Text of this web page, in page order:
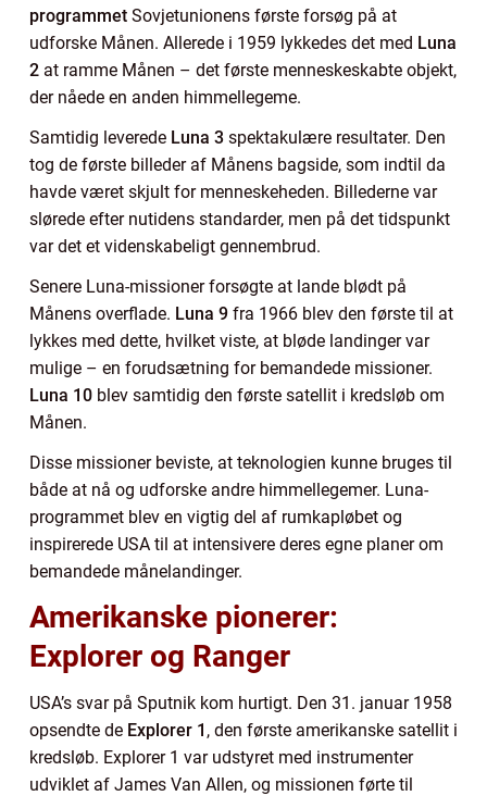
programmet Sovjetunionens første forsøg på at
udforske Månen. Allerede i 1959 lykkedes det med Luna
2 at ramme Månen – det første menneskeskabte objekt,
der nåede en anden himmellegeme.
Samtidig leverede Luna 3 spektakulære resultater. Den
tog de første billeder af Månens bagside, som indtil da
havde været skjult for menneskeheden. Billederne var
slørede efter nutidens standarder, men på det tidspunkt
var det et videnskabeligt gennembrud.
Senere Luna-missioner forsøgte at lande blødt på
Månens overflade. Luna 9 fra 1966 blev den første til at
lykkes med dette, hvilket viste, at bløde landinger var
mulige – en forudsætning for bemandede missioner.
Luna 10 blev samtidig den første satellit i kredsløb om
Månen.
Disse missioner beviste, at teknologien kunne bruges til
både at nå og udforske andre himmellegemer. Luna-
programmet blev en vigtig del af rumkapløbet og
inspirerede USA til at intensivere deres egne planer om
bemandede månelandinger.
Amerikanske pionerer:
Explorer og Ranger
USA’s svar på Sputnik kom hurtigt. Den 31. januar 1958
opsendte de Explorer 1 , den første amerikanske satellit i
kredsløb. Explorer 1 var udstyret med instrumenter
udviklet af James Van Allen, og missionen førte til